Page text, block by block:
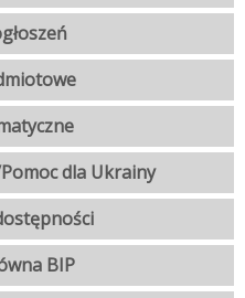
dla Ukrainy
BIP